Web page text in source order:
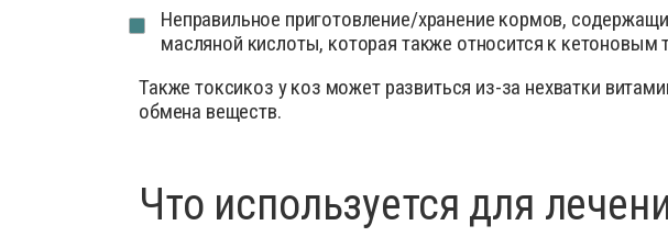
Неправильное приготовление/хранение кормов,
масляной кислоты, которая также относится к кетоновым
Также токсикоз у коз может развиться из-за нехватки
обмена веществ.
Что используется для